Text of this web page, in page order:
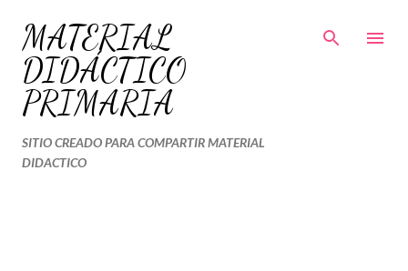
Ir al contenido principal
MATERIAL
DIDÁCTICO
PRIMARIA
SITIO CREADO PARA COMPARTIR MATERIAL
DIDACTICO